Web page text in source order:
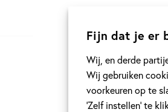
Fijn dat je er
Wij, en derde
Wij gebruiken
voorkeuren op te
‘Zelf instellen’ te
Hardcover